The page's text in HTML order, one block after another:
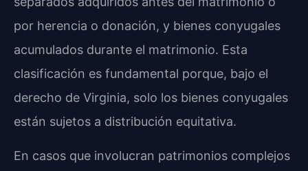
por herencia o donación, y bienes conyugales
acumulados durante el matrimonio. Esta
clasificación es fundamental porque, bajo el
derecho de Virginia, solo los bienes conyugales
están sujetos a distribución equitativa.
En casos que involucran patrimonios complejos